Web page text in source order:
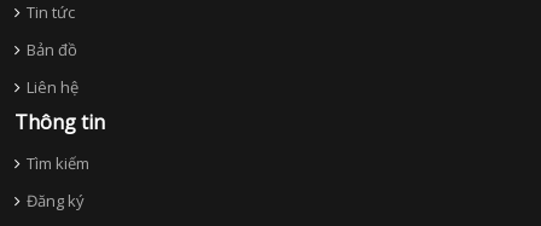
Tin tức
Bản đồ
Liên hệ
Thông tin
Tìm kiếm
Đăng ký